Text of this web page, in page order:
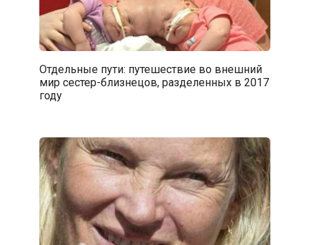
Отдельные пути: путешествие во внешний
мир сестер-близнецов, разделенных в 2017
году